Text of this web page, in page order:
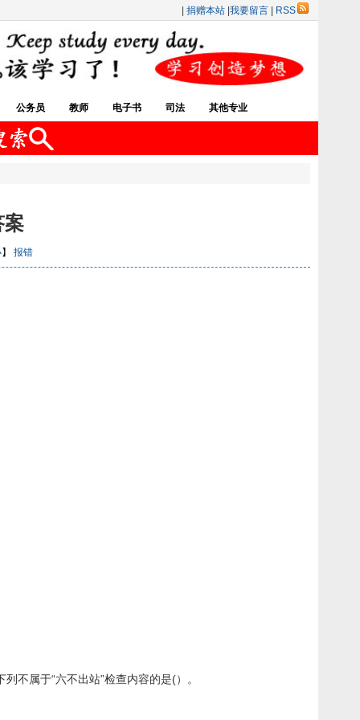
捐赠本站 我要留言 RSS
公务员 教师 电子书 司法 其他专业
案
】 报错
不属于“六不出站”检查内容的是(）。